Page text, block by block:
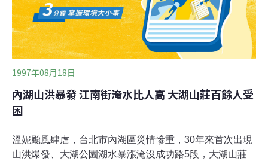
1997年08月18日
內湖山洪暴發 江南街淹水比人高 大湖山莊百餘人受
困
溫妮颱風肆虐，台北市內湖區災情慘重，30年來首次出現
山洪爆發、大湖公園湖水暴漲淹沒成功路5段，大湖山莊